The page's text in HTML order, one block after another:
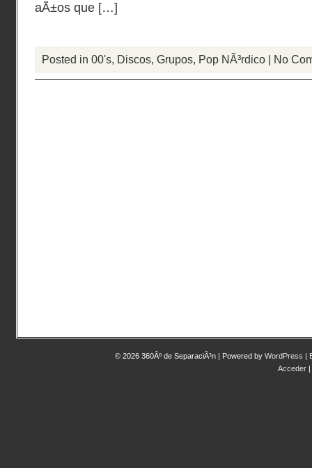
aÃ±os que […]
Posted in 00's, Discos, Grupos, Pop NÃ³rdico | No
© 2026 360Âº de SeparaciÃ³n | Powered by WordPress |
Acceder